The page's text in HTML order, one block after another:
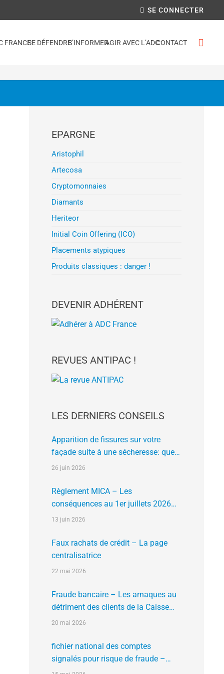
SE CONNECTER
FRANCESE DÉFENDRES’INFORMERAGIR AVEC L’ADCCONTACT
EPARGNE
Aristophil
Artecosa
Cryptomonnaies
Diamants
Heriteor
Initial Coin Offering (ICO)
Placements atypiques
Produits classiques : danger !
DEVENIR ADHÉRENT
REVUES ANTIPAC !
LES DERNIERS CONSEILS
Apparition de fissures sur votre
façade suite à une sécheresse: que
faire?
26 juin 2026
Règlement MICA – Les
conséquences au 1er juillets 2026
des plates formes crypto n’ayant pas
13 juin 2026
Faux rachats de crédit – La page
centralisatrice
22 mai 2026
Fraude bancaire – Les arnaques au
détriment des clients de la Caisse
d’Epargne
20 mai 2026
fichier national des comptes
signalés pour risque de fraude –
FNC-RF : un nouveau rempart contre